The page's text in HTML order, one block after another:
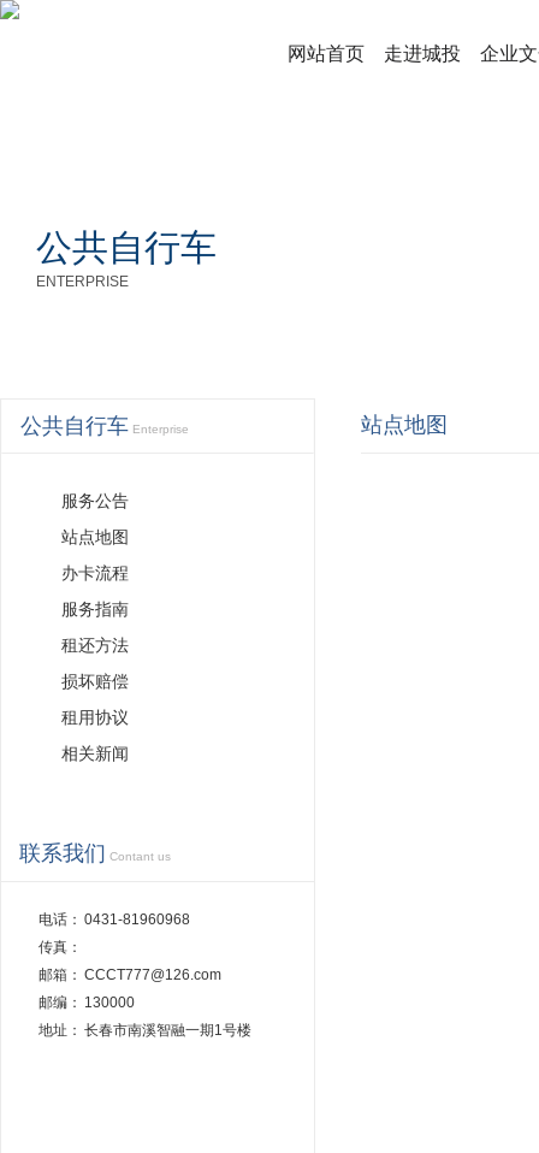
网站首页 走进城投 企业
公共自行车
ENTERPRISE
公共自行车 Enterprise
服务公告
站点地图
办卡流程
服务指南
租还方法
损坏赔偿
租用协议
相关新闻
联系我们 Contant us
电话： 0431-81960968
传真：
邮箱： CCCT777@126.com
邮编： 130000
地址： 长春市南溪智融一期1号楼
站点地图